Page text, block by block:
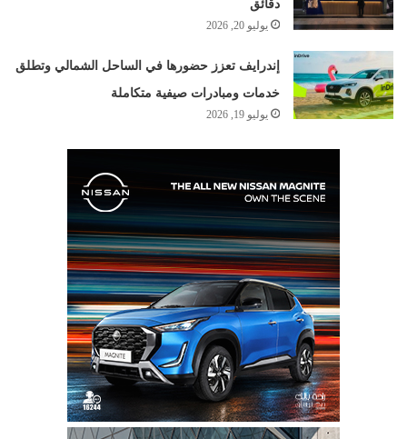
دقائق
يوليو 20, 2026
إندرايف تعزز حضورها في الساحل الشمالي وتطلق
خدمات ومبادرات صيفية متكاملة
يوليو 19, 2026